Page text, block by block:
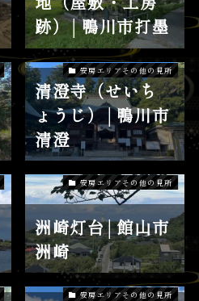
跡）│鴨川市打墨
安房エリアその他の見所
清澄寺（せいち
ょうじ）│鴨川市
清澄
安房エリアその他の見所
洲崎灯台│館山市
洲崎
安房エリアその他の見所